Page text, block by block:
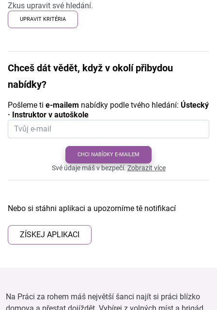
Zkus upravit své hledání.
UPRAVIT KRITÉRIA
Chceš dát vědět, když v okolí přibydou
nabídky?
Pošleme ti e-mailem nabídky podle tvého hledání: Ústecký
· Instruktor v autoškole
CHCI NABÍDKY E-MAILEM
Své údaje máš v bezpečí.Zobrazit více
Nebo si stáhni aplikaci a upozorníme tě notifikací
ZÍSKEJ APLIKACI
Na Práci za rohem máš největší šanci najít si práci blízko
domova a přestat dojíždět. Vybírej z volných míst a brigád